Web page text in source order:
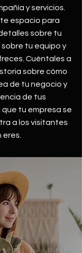
y servicios.
espacio para
sobre tu
sobre tu equipo y
Cuéntales a
sobre cómo
de tu negocio y
de tus
tu empresa se
a los visitantes
eres.